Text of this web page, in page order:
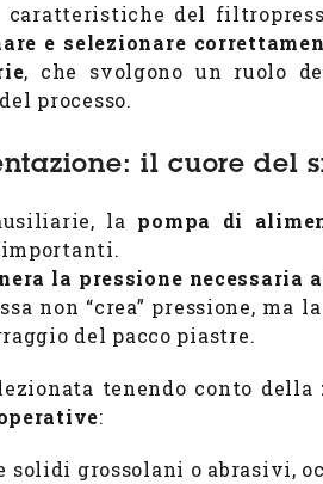
del
e selezionare
, che svolgono un ruolo
processo.
il cuore del
la pompa di
la pressione necessaria
non “crea” pressione, ma
del pacco piastre.
tenendo conto della
:
solidi grossolani o abrasivi,